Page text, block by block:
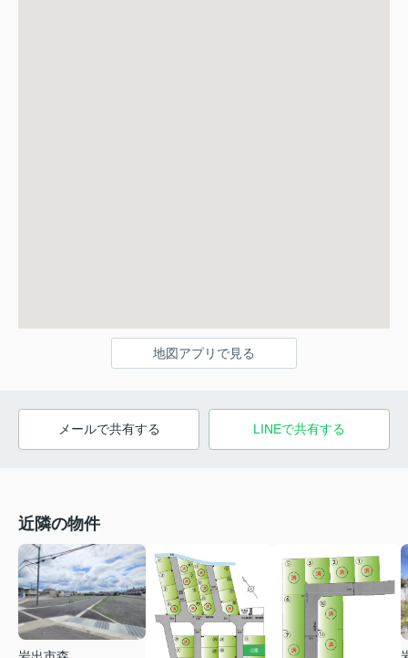
地図アプリで見る
メールで共有する LINEで共有する
近隣の物件